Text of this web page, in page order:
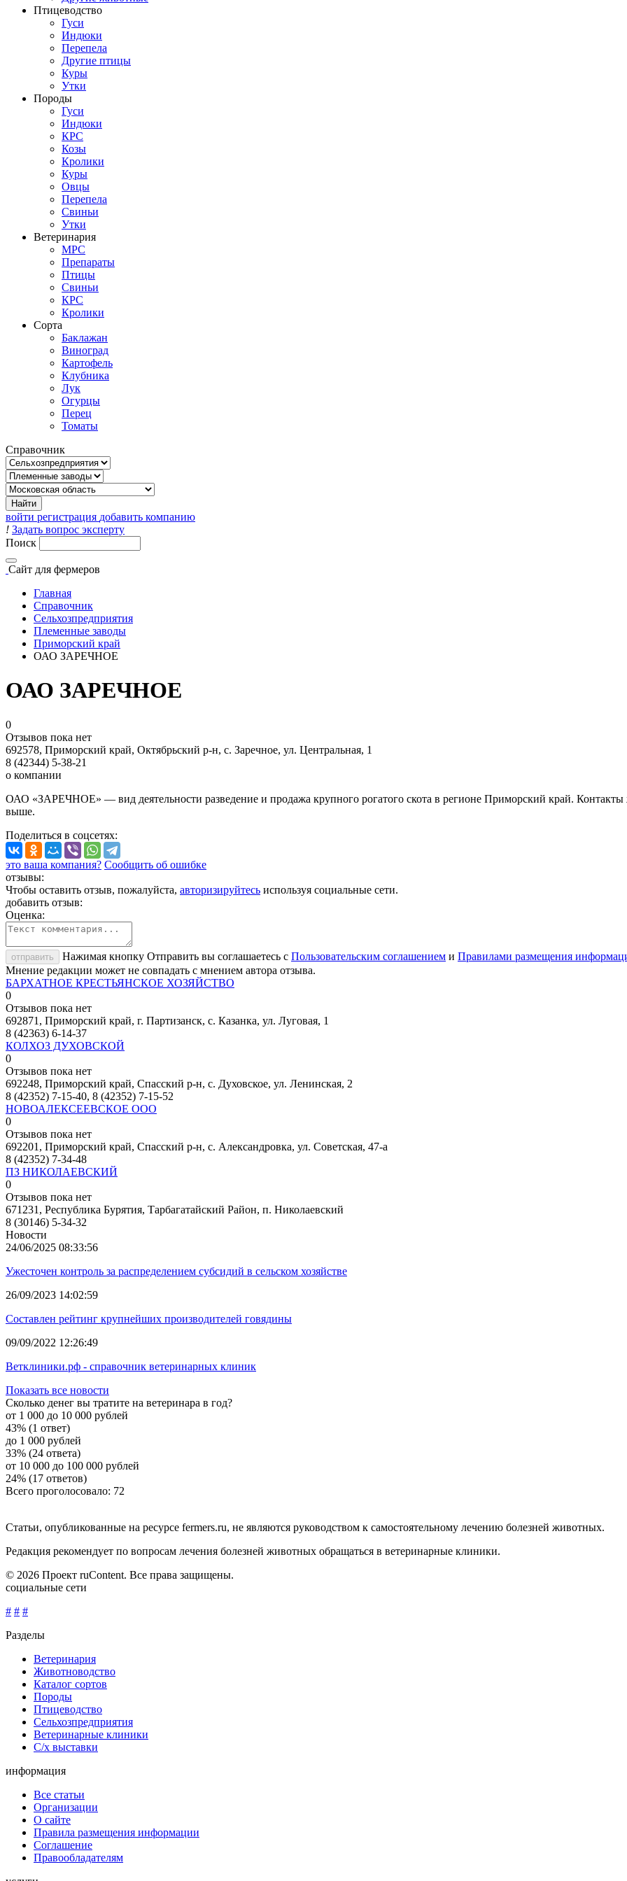
Птицеводство
Гуси
Индюки
Перепела
Другие птицы
Куры
Утки
Породы
Гуси
Индюки
КРС
Козы
Кролики
Куры
Овцы
Перепела
Свиньи
Утки
Ветеринария
МРС
Препараты
Птицы
Свиньи
КРС
Кролики
Сорта
Баклажан
Виноград
Картофель
Клубника
Лук
Огурцы
Перец
Томаты
Справочник
войти регистрация добавить компанию
! Задать вопрос эксперту
Поиск
Сайт для фермеров
Главная
Справочник
Сельхозпредприятия
Племенные заводы
Приморский край
ОАО ЗАРЕЧНОЕ
ОАО ЗАРЕЧНОЕ
0
Отзывов пока нет
692578, Приморский край, Октябрьский р-н, с. Заречное, ул. Центральная, 1
8 (42344) 5-38-21
о компании
ОАО «ЗАРЕЧНОЕ» — вид деятельности разведение и продажа крупного рогатого скота в регионе Приморский край.
выше.
Поделиться в соцсетях:
это ваша компания? Сообщить об ошибке
отзывы:
Чтобы оставить отзыв, пожалуйста, авторизируйтесь используя социальные сети.
добавить отзыв:
Оценка:
отправить Нажимая кнопку Отправить вы соглашаетесь с Пользовательским соглашением и Правилами размещения
Мнение редакции может не совпадать с мнением автора отзыва.
БАРХАТНОЕ КРЕСТЬЯНСКОЕ ХОЗЯЙСТВО
0
Отзывов пока нет
692871, Приморский край, г. Партизанск, с. Казанка, ул. Луговая, 1
8 (42363) 6-14-37
КОЛХОЗ ДУХОВСКОЙ
0
Отзывов пока нет
692248, Приморский край, Спасский р-н, с. Духовское, ул. Ленинская, 2
8 (42352) 7-15-40, 8 (42352) 7-15-52
НОВОАЛЕКСЕЕВСКОЕ ООО
0
Отзывов пока нет
692201, Приморский край, Спасский р-н, с. Александровка, ул. Советская, 47-а
8 (42352) 7-34-48
ПЗ НИКОЛАЕВСКИЙ
0
Отзывов пока нет
671231, Республика Бурятия, Тарбагатайский Район, п. Николаевский
8 (30146) 5-34-32
Новости
24/06/2025 08:33:56
Ужесточен контроль за распределением субсидий в сельском хозяйстве
26/09/2023 14:02:59
Составлен рейтинг крупнейших производителей говядины
09/09/2022 12:26:49
Ветклиники.рф - справочник ветеринарных клиник
Показать все новости
Сколько денег вы тратите на ветеринара в год?
от 1 000 до 10 000 рублей
43% (1 ответ)
до 1 000 рублей
33% (24 ответа)
от 10 000 до 100 000 рублей
24% (17 ответов)
Всего проголосовало: 72
Статьи, опубликованные на ресурсе fermers.ru, не являются руководством к самостоятельному лечению болезней животных.
Редакция рекомендует по вопросам лечения болезней животных обращаться в ветеринарные клиники.
© 2026 Проект ruContent. Все права защищены.
социальные сети
# # #
Разделы
Ветеринария
Животноводство
Каталог сортов
Породы
Птицеводство
Сельхозпредприятия
Ветеринарные клиники
С/х выставки
информация
Все статьи
Организации
О сайте
Правила размещения информации
Соглашение
Правообладателям